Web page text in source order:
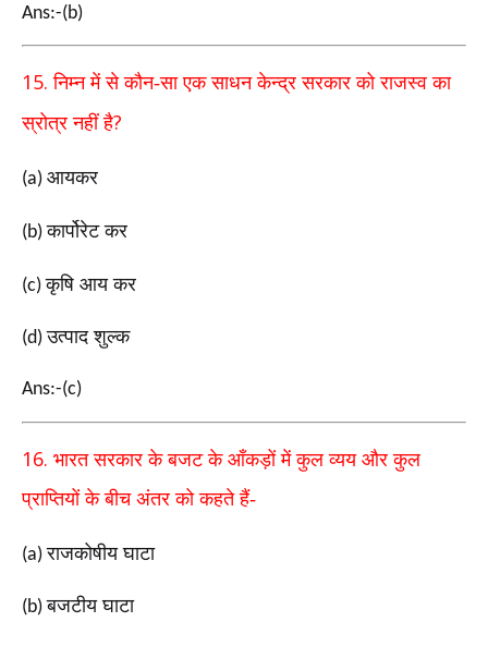
Ans:-(b)
15.निम्न में से कौन-सा एक साधन केन्द्र सरकार को राजस्व का
स्रोत्र नहीं है?
(a) आयकर
(b)कार्पोरेट कर
(c)कृषि आय कर
(d)उत्पाद शुल्क
Ans:-(c)
16. भारत सरकार के बजट के आँकड़ों में कुल व्यय और कुल
प्राप्तियों के बीच अंतर को कहते हैं-
(a)राजकोषीय घाटा
(b)बजटीय घाटा